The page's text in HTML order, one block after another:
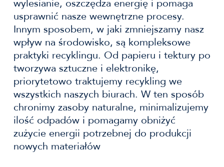
wylesianie, oszczędza energię i pomaga
usprawnić nasze wewnętrzne procesy.
Innym sposobem, w jaki zmniejszamy nasz
wpływ na środowisko, są kompleksowe
praktyki recyklingu. Od papieru i tektury po
tworzywa sztuczne i elektronikę,
priorytetowo traktujemy recykling we
wszystkich naszych biurach. W ten sposób
chronimy zasoby naturalne, minimalizujemy
ilość odpadów i pomagamy obniżyć
zużycie energii potrzebnej do produkcji
nowych materiałów